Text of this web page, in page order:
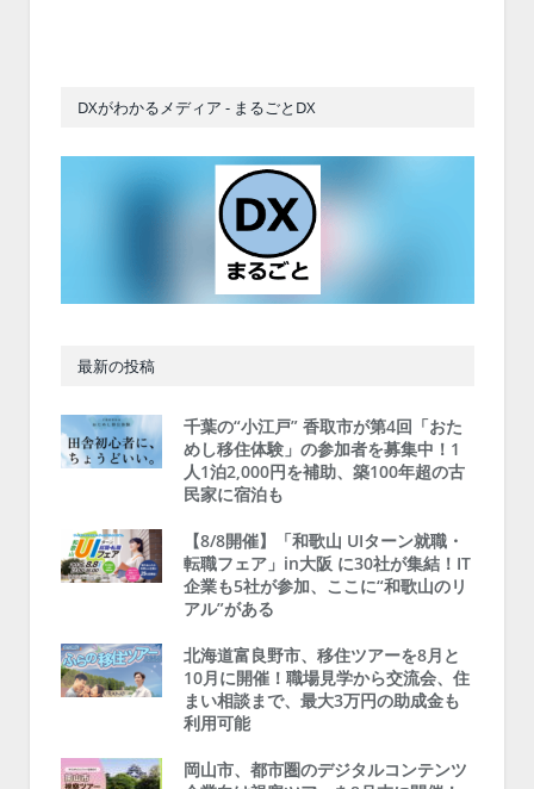
DXがわかるメディア - まるごとDX
最新の投稿
千葉の“小江戸” 香取市が第4回「おた
めし移住体験」の参加者を募集中！1
人1泊2,000円を補助、築100年超の古
民家に宿泊も
【8/8開催】「和歌山 UIターン就職・
転職フェア」in大阪 に30社が集結！IT
企業も5社が参加、ここに“和歌山のリ
アル”がある
北海道富良野市、移住ツアーを8月と
10月に開催！職場見学から交流会、住
まい相談まで、最大3万円の助成金も
利用可能
岡山市、都市圏のデジタルコンテンツ